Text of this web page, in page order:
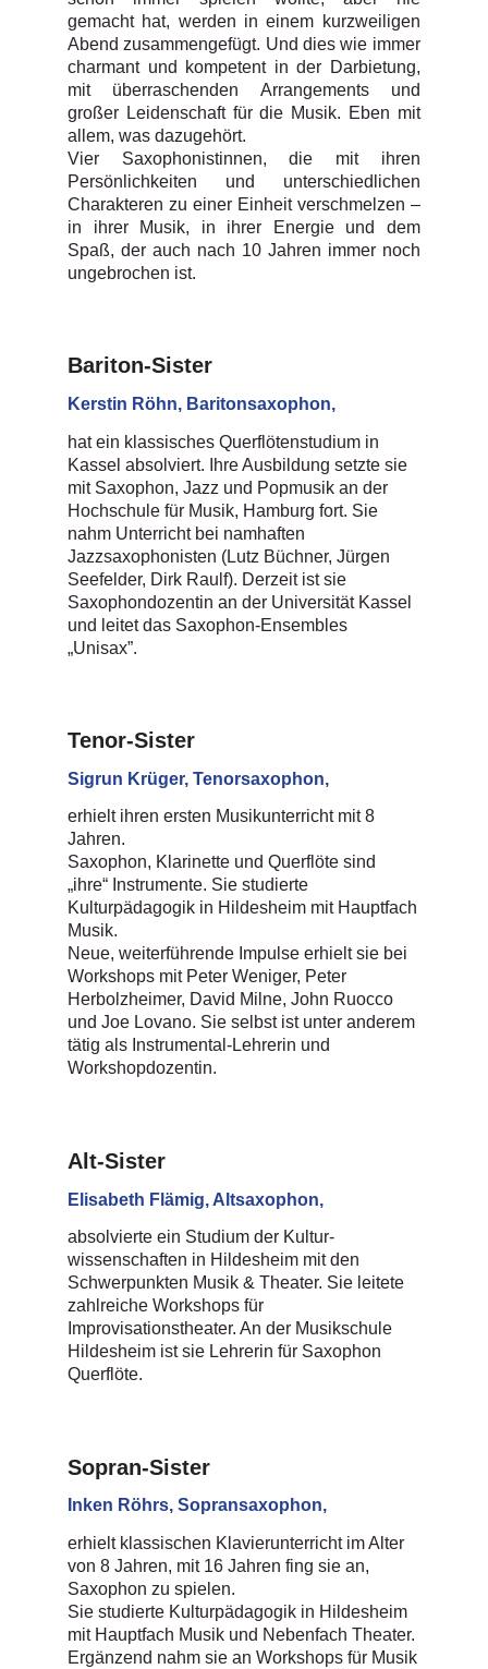
gemacht hat, werden in einem kurzweiligen
Abend zusammengefügt. Und dies wie immer
charmant und kompetent in der Darbietung,
mit überraschenden Arrangements und
großer Leidenschaft für die Musik. Eben mit
allem, was dazugehört.
Vier Saxophonistinnen, die mit ihren
Persönlichkeiten und unterschiedlichen
Charakteren zu einer Einheit verschmelzen –
in ihrer Musik, in ihrer Energie und dem
Spaß, der auch nach 10 Jahren immer noch
ungebrochen ist.
Bariton-Sister
Kerstin Röhn, Baritonsaxophon,
hat ein klassisches Querflötenstudium in
Kassel absolviert. Ihre Ausbildung setzte sie
mit Saxophon, Jazz und Popmusik an der
Hochschule für Musik, Hamburg fort. Sie
nahm Unterricht bei namhaften
Jazzsaxophonisten (Lutz Büchner, Jürgen
Seefelder, Dirk Raulf). Derzeit ist sie
Saxophondozentin an der Universität Kassel
und leitet das Saxophon-Ensembles
„Unisax”.
Tenor-Sister
Sigrun Krüger, Tenorsaxophon,
erhielt ihren ersten Musikunterricht mit 8
Jahren.
Saxophon, Klarinette und Querflöte sind
„ihre“ Instrumente. Sie studierte
Kulturpädagogik in Hildesheim mit Hauptfach
Musik.
Neue, weiterführende Impulse erhielt sie bei
Workshops mit Peter Weniger, Peter
Herbolzheimer, David Milne, John Ruocco
und Joe Lovano. Sie selbst ist unter anderem
tätig als Instrumental-Lehrerin und
Workshopdozentin.
Alt-Sister
Elisabeth Flämig, Altsaxophon,
absolvierte ein Studium der Kultur-
wissenschaften in Hildesheim mit den
Schwerpunkten Musik & Theater. Sie leitete
zahlreiche Workshops für
Improvisationstheater. An der Musikschule
Hildesheim ist sie Lehrerin für Saxophon
Querflöte.
Sopran-Sister
Inken Röhrs, Sopransaxophon,
erhielt klassischen Klavierunterricht im Alter
von 8 Jahren, mit 16 Jahren fing sie an,
Saxophon zu spielen.
Sie studierte Kulturpädagogik in Hildesheim
mit Hauptfach Musik und Nebenfach Theater.
Ergänzend nahm sie an Workshops für Musik